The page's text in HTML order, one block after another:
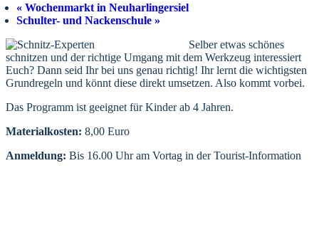
« Wochenmarkt in Neuharlingersiel
Schulter- und Nackenschule »
Selber etwas schönes
schnitzen und der richtige Umgang mit dem Werkzeug interessiert
Euch? Dann seid Ihr bei uns genau richtig! Ihr lernt die wichtigsten
Grundregeln und könnt diese direkt umsetzen. Also kommt vorbei.
Das Programm ist geeignet für Kinder ab 4 Jahren.
Materialkosten: 8,00 Euro
Anmeldung: Bis 16.00 Uhr am Vortag in der Tourist-Information